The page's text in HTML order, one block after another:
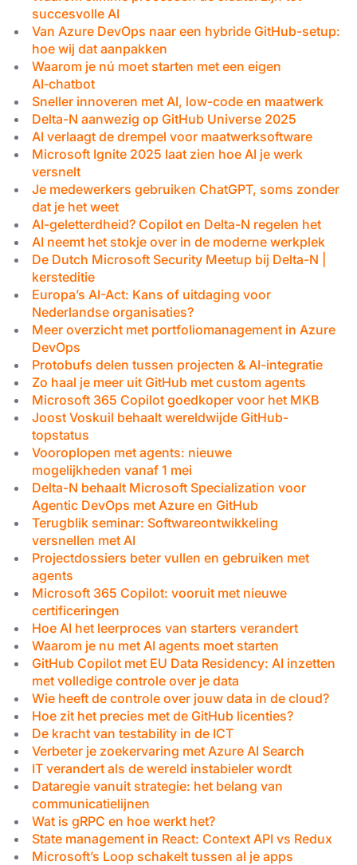
succesvolle AI
Van Azure DevOps naar een hybride GitHub-setup:
hoe wij dat aanpakken
Waarom je nú moet starten met een eigen
AI‑chatbot
Sneller innoveren met AI, low-code en maatwerk
Delta-N aanwezig op GitHub Universe 2025
AI verlaagt de drempel voor maatwerksoftware
Microsoft Ignite 2025 laat zien hoe AI je werk
versnelt
Je medewerkers gebruiken ChatGPT, soms zonder
dat je het weet
AI-geletterdheid? Copilot en Delta-N regelen het
AI neemt het stokje over in de moderne werkplek
De Dutch Microsoft Security Meetup bij Delta-N |
kersteditie
Europa’s AI-Act: Kans of uitdaging voor
Nederlandse organisaties?
Meer overzicht met portfoliomanagement in Azure
DevOps
Protobufs delen tussen projecten & AI-integratie
Zo haal je meer uit GitHub met custom agents
Microsoft 365 Copilot goedkoper voor het MKB
Joost Voskuil behaalt wereldwijde GitHub-
topstatus
Vooroplopen met agents: nieuwe
mogelijkheden vanaf 1 mei
Delta-N behaalt Microsoft Specialization voor
Agentic DevOps met Azure en GitHub
Terugblik seminar: Softwareontwikkeling
versnellen met AI
Projectdossiers beter vullen en gebruiken met
agents
Microsoft 365 Copilot: vooruit met nieuwe
certificeringen
Hoe AI het leerproces van starters verandert
Waarom je nu met AI agents moet starten
GitHub Copilot met EU Data Residency: AI inzetten
met volledige controle over je data
Wie heeft de controle over jouw data in de cloud?
Hoe zit het precies met de GitHub licenties?
De kracht van testability in de ICT
Verbeter je zoekervaring met Azure AI Search
IT verandert als de wereld instabieler wordt
Dataregie vanuit strategie: het belang van
communicatielijnen
Wat is gRPC en hoe werkt het?
State management in React: Context API vs Redux
Microsoft’s Loop schakelt tussen al je apps